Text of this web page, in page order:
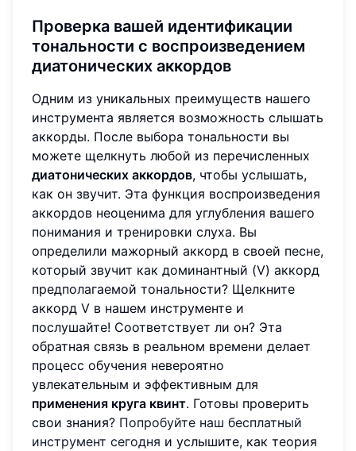
Проверка вашей идентификации
тональности с воспроизведением
диатонических аккордов
Одним из уникальных преимуществ нашего
инструмента является возможность слышать
аккорды. После выбора тональности вы
можете щелкнуть любой из перечисленных
диатонических аккордов, чтобы услышать,
как он звучит. Эта функция воспроизведения
аккордов неоценима для углубления вашего
понимания и тренировки слуха. Вы
определили мажорный аккорд в своей песне,
который звучит как доминантный (V) аккорд
предполагаемой тональности? Щелкните
аккорд V в нашем инструменте и
послушайте! Соответствует ли он? Эта
обратная связь в реальном времени делает
процесс обучения невероятно
увлекательным и эффективным для
применения круга квинт. Готовы проверить
свои знания? Попробуйте наш бесплатный
инструмент сегодня и услышите, как теория